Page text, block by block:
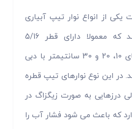
یکی از انواع نوار تیپ آبیاری
قطره ای می باشد که معمولا دارای قطر 5/16
میلیمتر با روزنه های 10، 20 و 30 سانتیمتر با دبی
در این نوع نوارهای تیپ قطره
درزهایی به صورت زیگزاگ در
که باعث می شود فشار آب را